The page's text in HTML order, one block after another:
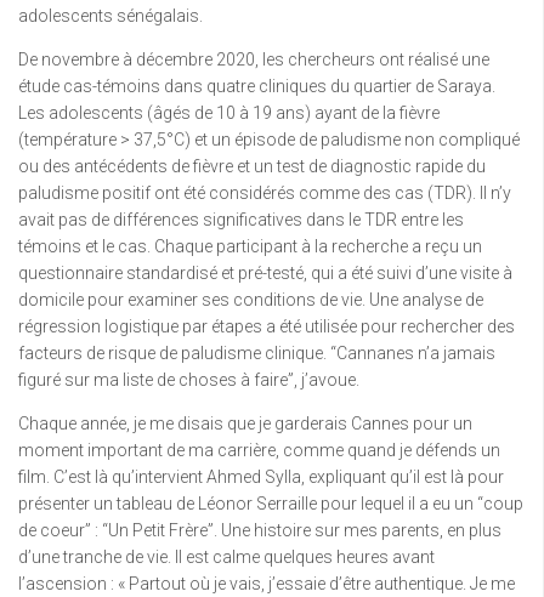
adolescents sénégalais.
De novembre à décembre 2020, les chercheurs ont réalisé une
étude cas-témoins dans quatre cliniques du quartier de Saraya.
Les adolescents (âgés de 10 à 19 ans) ayant de la fièvre
(température > 37,5°C) et un épisode de paludisme non compliqué
ou des antécédents de fièvre et un test de diagnostic rapide du
paludisme positif ont été considérés comme des cas (TDR). Il n’y
avait pas de différences significatives dans le TDR entre les
témoins et le cas. Chaque participant à la recherche a reçu un
questionnaire standardisé et pré-testé, qui a été suivi d’une visite à
domicile pour examiner ses conditions de vie. Une analyse de
régression logistique par étapes a été utilisée pour rechercher des
facteurs de risque de paludisme clinique. “Cannanes n’a jamais
figuré sur ma liste de choses à faire”, j’avoue.
Chaque année, je me disais que je garderais Cannes pour un
moment important de ma carrière, comme quand je défends un
film. C’est là qu’intervient Ahmed Sylla, expliquant qu’il est là pour
présenter un tableau de Léonor Serraille pour lequel il a eu un “coup
de coeur” : “Un Petit Frère”. Une histoire sur mes parents, en plus
d’une tranche de vie. Il est calme quelques heures avant
l’ascension : « Partout où je vais, j’essaie d’être authentique. Je me